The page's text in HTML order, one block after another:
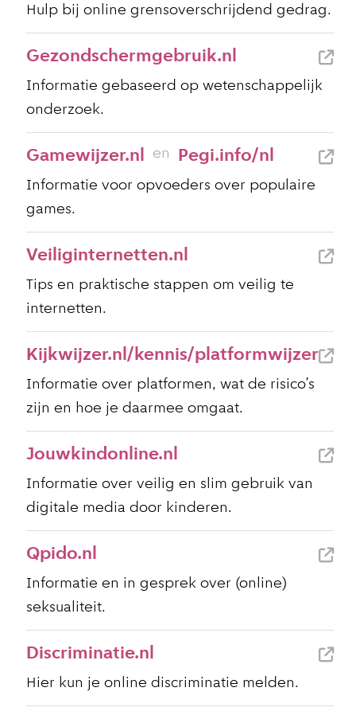
Hulp bij online grensoverschrijdend gedrag.
Gezondschermgebruik.nl
Informatie gebaseerd op wetenschappelijk
onderzoek.
Gamewijzer.nl en Pegi.info/nl
Informatie voor opvoeders over populaire
games.
Veiliginternetten.nl
Tips en praktische stappen om veilig te
internetten.
Kijkwijzer.nl/kennis/platformwijzer
Informatie over platformen, wat de risico’s
zijn en hoe je daarmee omgaat.
Jouwkindonline.nl
Informatie over veilig en slim gebruik van
digitale media door kinderen.
Qpido.nl
Informatie en in gesprek over (online)
seksualiteit.
Discriminatie.nl
Hier kun je online discriminatie melden.